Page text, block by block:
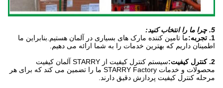
5. چرا ما را انتخاب کنید:
1. تجربه:
ما تامین کننده مارک های بسیاری در آلمان هستیم.بنابراین ما
اطمینان داریم که بهترین خدمات را به شما ارائه می دهیم.
2. کنترل کیفیت:
سیستم کنترل کیفیت از STARRY آلمان کیفیت
محصولات و خدمات STARRY Factory ما را تضمین می کند که برای هر
مرحله کنترل کیفیت پردازش دقیق دارند.